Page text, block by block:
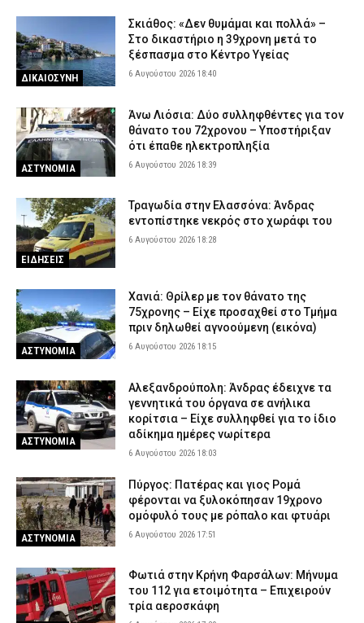
ΔΙΚΑΙΟΣΥΝΗ
Σκιάθος: «Δεν θυμάμαι και πολλά» –
Στο δικαστήριο η 39χρονη μετά το
ξέσπασμα στο Κέντρο Υγείας
6 Αυγούστου 2026 18:40
ΑΣΤΥΝΟΜΙΑ
Άνω Λιόσια: Δύο συλληφθέντες για τον
θάνατο του 72χρονου – Υποστήριξαν
ότι έπαθε ηλεκτροπληξία
6 Αυγούστου 2026 18:39
ΕΙΔΗΣΕΙΣ
Τραγωδία στην Ελασσόνα: Άνδρας
εντοπίστηκε νεκρός στο χωράφι του
6 Αυγούστου 2026 18:28
ΑΣΤΥΝΟΜΙΑ
Χανιά: Θρίλερ με τον θάνατο της
75χρονης – Είχε προσαχθεί στο Τμήμα
πριν δηλωθεί αγνοούμενη (εικόνα)
6 Αυγούστου 2026 18:15
ΑΣΤΥΝΟΜΙΑ
Αλεξανδρούπολη: Άνδρας έδειχνε τα
γεννητικά του όργανα σε ανήλικα
κορίτσια – Είχε συλληφθεί για το ίδιο
αδίκημα ημέρες νωρίτερα
6 Αυγούστου 2026 18:03
ΑΣΤΥΝΟΜΙΑ
Πύργος: Πατέρας και γιος Ρομά
φέρονται να ξυλοκόπησαν 19χρονο
ομόφυλό τους με ρόπαλο και φτυάρι
6 Αυγούστου 2026 17:51
Φωτιά στην Κρήνη Φαρσάλων: Μήνυμα
του 112 για ετοιμότητα – Επιχειρούν
τρία αεροσκάφη